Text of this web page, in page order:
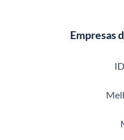
Empresas